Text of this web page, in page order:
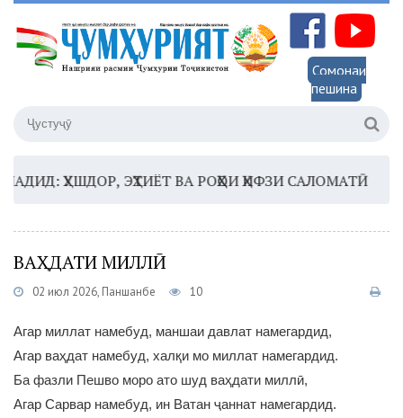
Сомонаи
пешина
ҲУШДОР, ЭҲТИЁТ ВА РОҲҲОИ ҲИФЗИ САЛОМАТӢ
ВАҲДАТИ МИЛЛӢ
02 июл 2026, Панҷшанбе 10
Агар миллат намебуд, маншаи давлат намегардид,
Агар ваҳдат намебуд, халқи мо миллат намегардид.
Ба фазли Пешво моро ато шуд ваҳдати миллӣ,
Агар Сарвар намебуд, ин Ватан ҷаннат намегардид.